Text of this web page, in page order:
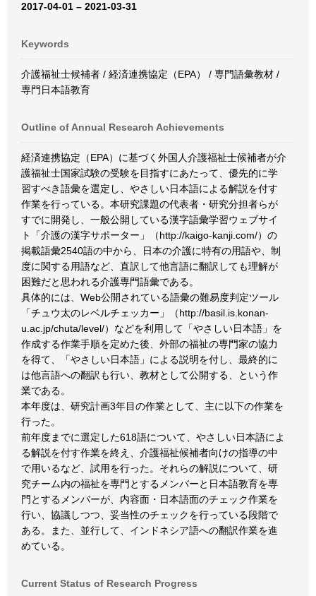
2017-04-01 – 2021-03-31
Keywords
介護福祉士候補者 / 経済連携協定（EPA） / 専門語彙教材 /
専門日本語教育
Outline of Annual Research Achievements
経済連携協定（EPA）に基づく外国人介護福祉士候補者が介
護福祉士国家試験の受験を目指すにあたって、優先的に学
習すべき語彙を選定し、やさしい日本語による解説を付す
作業を行っている。本研究課題の代表者・研究分担者らが
すでに開発し、一般公開している漢字語彙学習ウェブサイ
ト「介護の漢字サポーター」（http://kaigo-kanji.com/）の
掲載語彙2540語の中から、日本の介護に特有の用語や、制
度に関する用語など、直訳して他言語に翻訳しても理解が
困難だと思われる介護専門語彙である。
具体的には、Web公開されている語彙の難易度判定ツール
「チュウ太のレベルチェッカー」（http://basil.is.konan-
u.ac.jp/chuta/level/）などを利用して「やさしい日本語」を
作成する作業手順を定めた後、外部の福祉の専門家の協力
を得て、「やさしい日本語」による説明を付し、最終的に
は他言語への翻訳も行い、教材として公開する、という作
業である。
本年度は、研究計画3年目の作業として、主に以下の作業を
行った。
前年度までに選定した618語について、やさしい日本語によ
る解説を付す作業を終え、介護福祉候補者向けの指導の中
で用いるなど、試用を行った。それらの解説について、研
究チーム内の福祉を専門とするメンバーと日本語教育を専
門とするメンバーが、内容面・日本語面のチェック作業を
行い、協議しつつ、妥当性のチェックを行っている段階で
ある。また、並行して、インドネシア語への翻訳作業を進
めている。
Current Status of Research Progress